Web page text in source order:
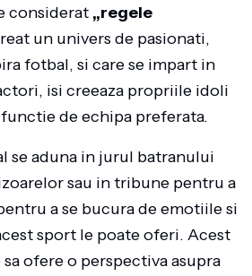
considerat „regele
un univers de pasionati,
fotbal, si care se impart in
isi creeaza propriile idoli
de echipa preferata.
se aduna in jurul batranului
sau in tribune pentru a
a se bucura de emotiile si
sport le poate oferi. Acest
ofere o perspectiva asupra